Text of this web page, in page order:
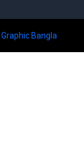
Graphic Bangla